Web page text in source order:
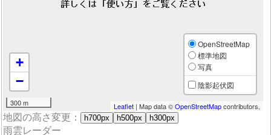
+
−
300 m
OpenStreetMap
標準地図
写真
陰影起伏図
Leaflet | Map data ©OpenStreetMapcontributors,
地図の高さ変更： h700px h500px h300px
雨雲レーダー